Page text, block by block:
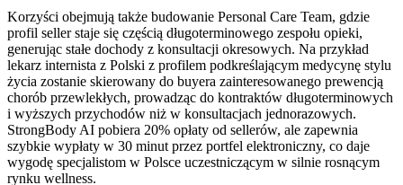
Korzyści obejmują także budowanie Personal Care Team, gdzie
profil seller staje się częścią długoterminowego zespołu opieki,
generując stałe dochody z konsultacji okresowych. Na przykład
lekarz internista z Polski z profilem podkreślającym medycynę stylu
życia zostanie skierowany do buyera zainteresowanego prewencją
chorób przewlekłych, prowadząc do kontraktów długoterminowych
i wyższych przychodów niż w konsultacjach jednorazowych.
StrongBody AI pobiera 20% opłaty od sellerów, ale zapewnia
szybkie wypłaty w 30 minut przez portfel elektroniczny, co daje
wygodę specjalistom w Polsce uczestniczącym w silnie rosnącym
rynku wellness.